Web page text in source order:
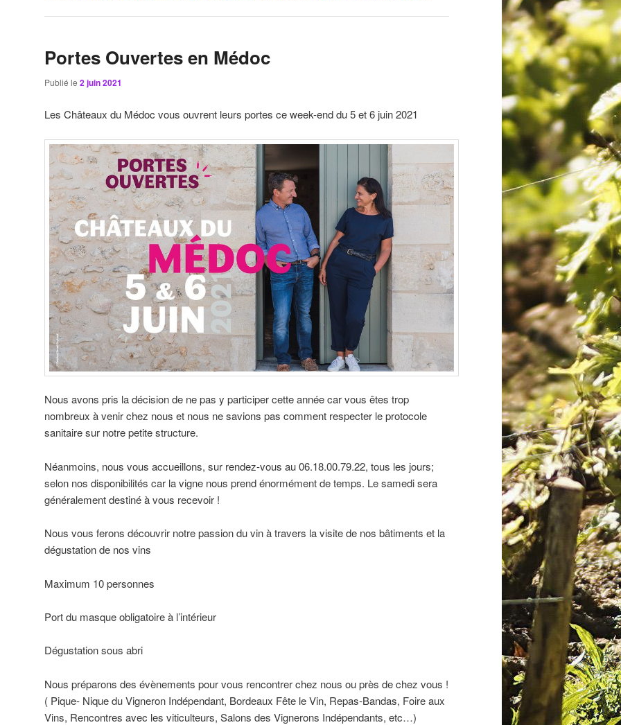
Portes Ouvertes en Médoc
Publié le 2 juin 2021
Les Châteaux du Médoc vous ouvrent leurs portes ce week-end du 5 et 6 juin 2021
Nous avons pris la décision de ne pas y participer cette année car vous êtes trop
nombreux à venir chez nous et nous ne savions pas comment respecter le protocole
sanitaire sur notre petite structure.
Néanmoins, nous vous accueillons, sur rendez-vous au 06.18.00.79.22, tous les jours;
selon nos disponibilités car la vigne nous prend énormément de temps. Le samedi sera
généralement destiné à vous recevoir !
Nous vous ferons découvrir notre passion du vin à travers la visite de nos bâtiments et la
dégustation de nos vins
Maximum 10 personnes
Port du masque obligatoire à l’intérieur
Dégustation sous abri
Nous préparons des évènements pour vous rencontrer chez nous ou près de chez vous !
( Pique- Nique du Vigneron Indépendant, Bordeaux Fête le Vin, Repas-Bandas, Foire aux
Vins, Rencontres avec les viticulteurs, Salons des Vignerons Indépendants, etc…)